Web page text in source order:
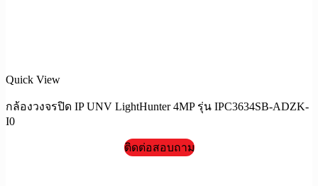
Quick View
กล้องวงจรปิด IP UNV LightHunter 4MP รุ่น IPC3634SB-ADZK-
I0
ติดต่อสอบถาม